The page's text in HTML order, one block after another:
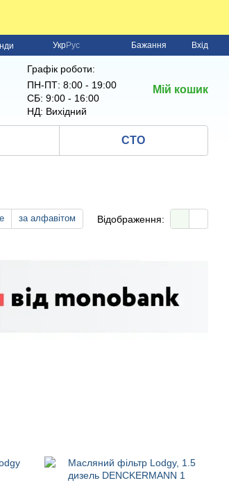
УкрРус Бажання Вхід
Графік роботи:
ПН-ПТ: 8:00 - 19:00
СБ: 9:00 - 16:00
НД: Вихідний
Мій кошик
СТО
за алфавітом Відображення: